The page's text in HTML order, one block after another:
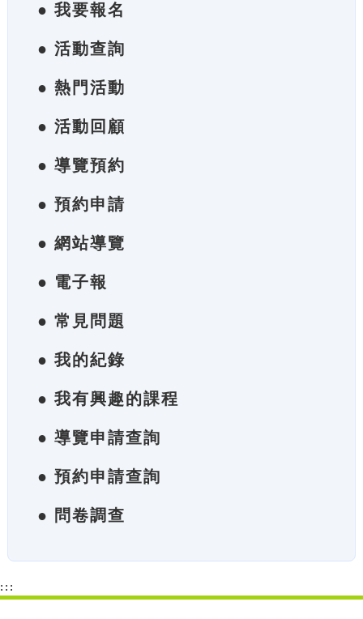
● 我要報名
● 活動查詢
● 熱門活動
● 活動回顧
● 導覽預約
● 預約申請
● 網站導覽
● 電子報
● 常見問題
● 我的紀錄
● 我有興趣的課程
● 導覽申請查詢
● 預約申請查詢
● 問卷調查
:::